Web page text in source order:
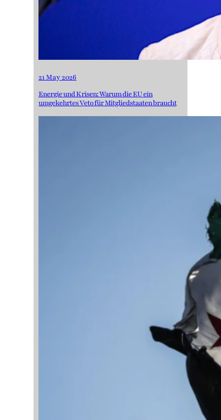
21 May 2026
Energie und Krisen: Warum die EU ein
umgekehrtes Veto für Mitgliedstaaten braucht